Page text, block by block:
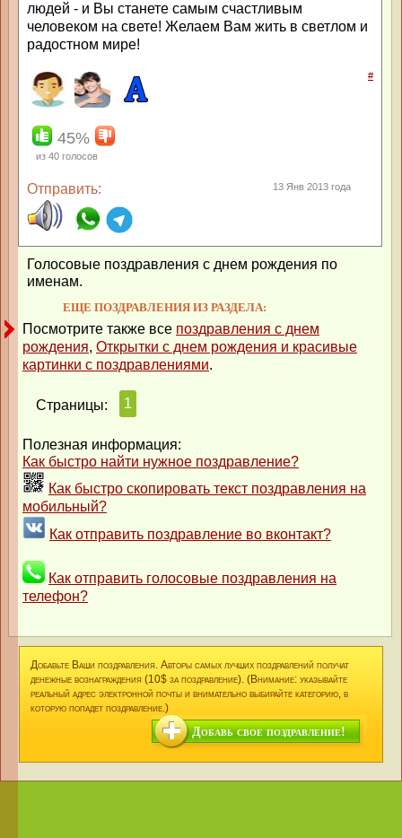
людей - и Вы станете самым счастливым
человеком на свете! Желаем Вам жить в светлом и
радостном мире!
#
45%
из 40 голосов
Отправить: 13 Янв 2013 года
Голосовые поздравления с днем рождения по
именам.
ЕЩЕ ПОЗДРАВЛЕНИЯ ИЗ РАЗДЕЛА:
Посмотрите также все поздравления с днем
рождения, Открытки с днем рождения и красивые
картинки с поздравлениями.
Страницы: 1
Полезная информация:
Как быстро найти нужное поздравление?
Как быстро скопировать текст поздравления на
мобильный?
Как отправить поздравление во вконтакт?
Как отправить голосовые поздравления на
телефон?
Добавьте Ваши поздравления. Авторы самых лучших поздравлений получат
денежные вознаграждения (10$ за поздравление). (Внимание: указывайте
реальный адрес электронной почты и внимательно выбирайте категорию, в
которую попадет поздравление.)
Добавь свое поздравление!